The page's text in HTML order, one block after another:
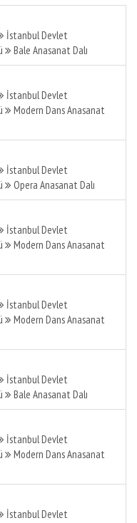
İstanbul Devlet
Bale Anasanat Dalı
İstanbul Devlet
Modern Dans Anasanat
İstanbul Devlet
Opera Anasanat Dalı
İstanbul Devlet
Modern Dans Anasanat
İstanbul Devlet
Modern Dans Anasanat
İstanbul Devlet
Bale Anasanat Dalı
İstanbul Devlet
Modern Dans Anasanat
İstanbul Devlet